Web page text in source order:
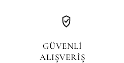
GÜVENLİ
ALIŞVERİŞ